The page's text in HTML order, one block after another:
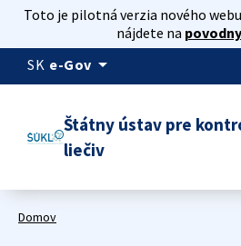
Toto je pilotná verzia nového
nájdete na
SK e-Gov arrow_drop_down
Štátny ústav pre
liečiv
Domov